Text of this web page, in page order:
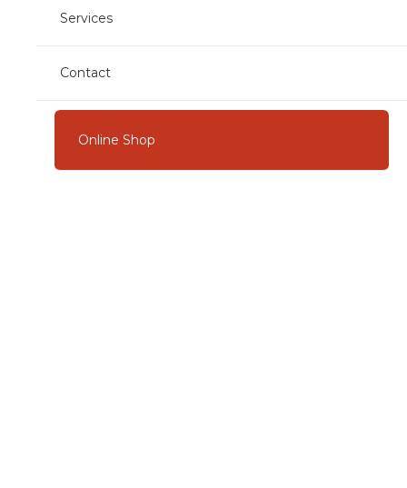
Services
Contact
Online Shop
CARPETS